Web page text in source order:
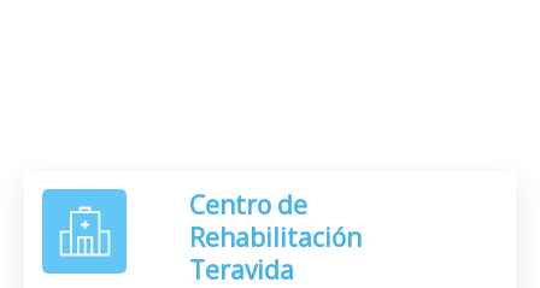
Centro de
Rehabilitación
Teravida